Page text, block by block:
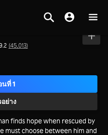
(45,013)
นที่ 1
ย่าง
finds hope when rescued by
must choose between him and